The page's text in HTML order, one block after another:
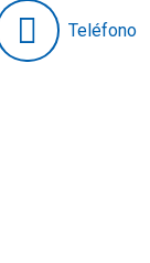
Teléfono